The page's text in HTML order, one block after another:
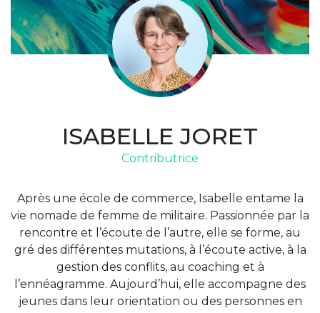
ISABELLE JORET
Contributrice
Après une école de commerce, Isabelle entame la
vie nomade de femme de militaire. Passionnée par la
rencontre et l’écoute de l’autre, elle se forme, au
gré des différentes mutations, à l’écoute active, à la
gestion des conflits, au coaching et à
l’ennéagramme. Aujourd’hui, elle accompagne des
jeunes dans leur orientation ou des personnes en